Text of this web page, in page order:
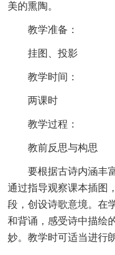
美的熏陶。
教学准备：
挂图、投影
教学时间：
两课时
教学过程：
教前反思与构思
要根据古诗内涵丰
通过指导观察课本插图
段，创设诗歌意境。在
和背诵，感受诗中描绘
妙。教学时可适当进行